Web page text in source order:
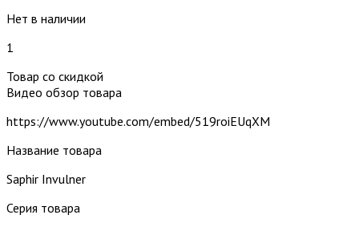
Нет в наличии
1
Товар со скидкой
Видео обзор товара
https://www.youtube.com/embed/519roiEUqXM
Название товара
Saphir Invulner
Серия товара